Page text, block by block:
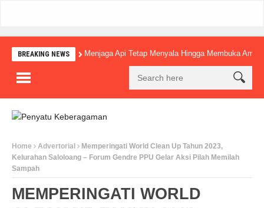
BREAKING NEWS Menjaga Api Tetap Menyala Hingga Membuka
Home Advertorial
Memperingati World Clean Up Tahun 2023,
Kelurahan Saloloang – Forum Gendre PPU Gelar Aksi Pilah Memilah
Sampah
MEMPERINGATI WORLD